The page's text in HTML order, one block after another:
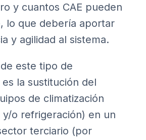
y cuantos CAE pueden
lo que debería aportar
y agilidad al sistema.
este tipo de
la sustitución del
de climatización
y/o refrigeración) en un
terciario (por